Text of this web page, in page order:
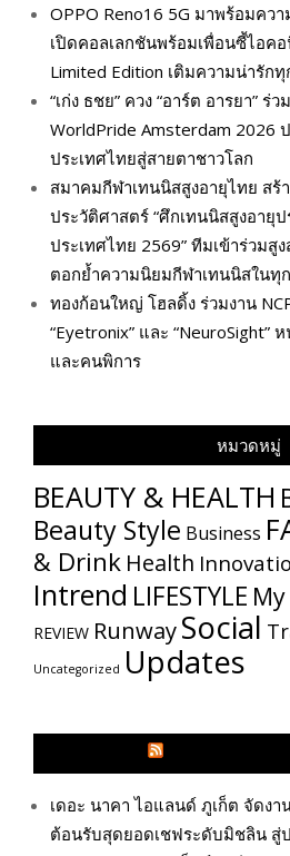
OPPO Reno16 5G มาพร้อมคว
เปิดคอลเลกชันพร้อมเพื่อนซี้ไอค
Limited Edition เติมความน่ารัก
“เก่ง ธชย” ควง “อาร์ต อารยา” ร่
WorldPride Amsterdam 2026
ประเทศไทยสู่สายตาชาวโลก
สมาคมกีฬาเทนนิสสูงอายุไทย สร้
ประวัติศาสตร์ “ศึกเทนนิสสูงอายุ
ประเทศไทย 2569” ทีมเข้าร่วมสู
ตอกย้ำความนิยมกีฬาเทนนิสในทุ
ทองก้อนใหญ่ โฮลดิ้ง ร่วมงาน
“Eyetronix” และ
และคนพิการ
หมวดหมู่
BEAUTY & HEALTH
Beauty Style Business
& Drink Health
Intrend LIFESTYLE
REVIEW RunwaySocial
Uncategorized Updates
เดอะ นาคา ไอแลนด์ ภูเก็ต จัดงา
ต้อนรับสุดยอดเชฟระดับมิชลิน สู่